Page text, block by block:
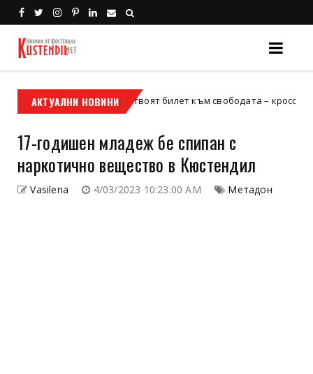
АКТУАЛНИ НОВИНИ
мотор Кой е твоят билет към свободата – кросовият мотор
17-годишен младеж бе спипан с
наркотично вещество в Кюстендил
Vasilena 4/03/2023 10:23:00 AM Метадон